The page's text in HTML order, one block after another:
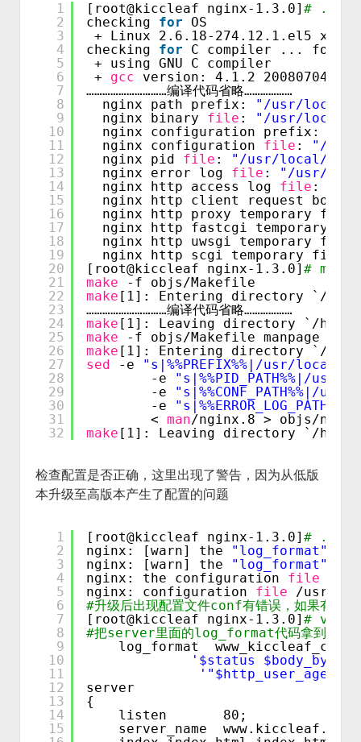
1
2
3
4
5
6
7
8
9
10
11
12
13
14
15
16
17
18
19
20
21
22
23
24
25
26
27
28
29
30
31
32
[root@kiccleaf nginx-1.3.0] # ./
checking for
OS
+ Linux 2.6.18-274.12.1.el5
checking for
C compiler ... found
+ using GNU C compiler
+ gcc
version: 4.1.2 20080704
…………………………编译代码省略………………
nginx path prefix:
"/usr/local/
nginx binary file :
"/usr/local/
nginx configuration prefix:
nginx configuration file :
"/usr/
nginx pid file :
"/usr/local/
nginx error log file :
"/usr/
nginx http access log file :
nginx http client request body
nginx http proxy temporary
nginx http fastcgi temporary
nginx http uwsgi temporary
nginx http scgi temporary
[root@kiccleaf nginx-1.3.0] # make
make
-f objs/Makefile
make [1]: Entering directory ` /
…………………………编译代码省略………………
make [1]: Leaving directory ` /
make
-f objs/Makefile manpage
make [1]: Entering directory ` /
sed
-e
"s|%%PREFIX%%|/usr/local/
-e
"s|%%PID_PATH%%|/
-e
-e
< man/nginx .8 > objs/nginx
make [1]: Leaving directory ` /
检查配置是否正确，这里出现了警告，因为从低版
本升级至高版本产生了配置的问题
1
2
3
4
5
6
7
8
9
10
11
12
13
14
15
[root@kiccleaf nginx-1.3.0] # ./
nginx: [warn] the
"log_format"
nginx: [warn] the
"log_format"
nginx: the configuration file
nginx: configuration file
/usr/
#升级后出现配置文件conf有错误，如果有其
[root@kiccleaf nginx-1.3.0] # vi /
#把server里面的log_format代码拿到上面
log_format  www_kiccleaf_com
'$status
'"$http_user_agent"
server
{
listen       80;
server_name  www.kiccleaf.com;